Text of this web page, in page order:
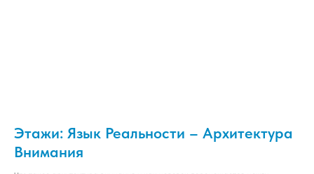
Этажи: Язык Реальности – Архитектура
Внимания